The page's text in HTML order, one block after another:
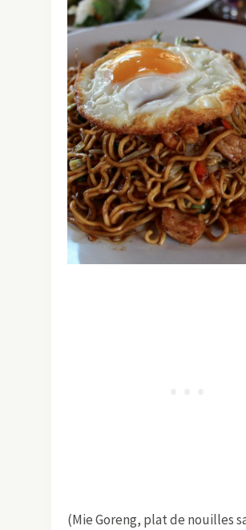
(Mie Goreng, plat de nouilles